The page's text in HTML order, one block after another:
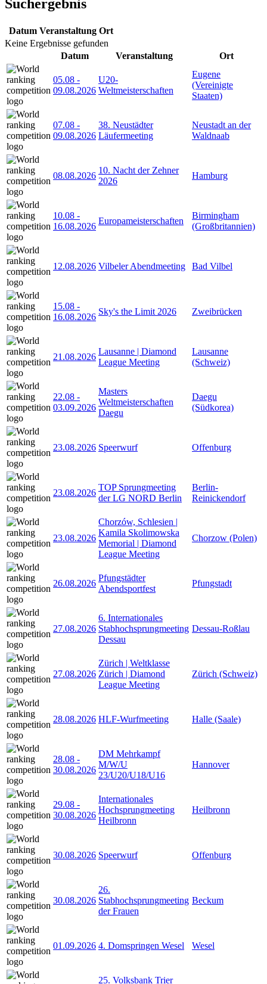
Suchergebnis
Datum Veranstaltung Ort
Keine Ergebnisse gefunden
Datum
Veranstaltung Ort
05.08 -
09.08.2026
U20-
Weltmeisterschaften
Eugene
(Vereinigte
Staaten)
07.08 -
09.08.2026
38. Neustädter
Läufermeeting
Neustadt an der
Waldnaab
08.08.2026
10. Nacht der Zehner
2026
Hamburg
10.08 -
16.08.2026
Europameisterschaften
Birmingham
(Großbritannien)
12.08.2026 Vilbeler Abendmeeting Bad Vilbel
15.08 -
16.08.2026
Sky's the Limit 2026 Zweibrücken
21.08.2026
Lausanne | Diamond
League Meeting
Lausanne
(Schweiz)
22.08 -
03.09.2026
Masters
Weltmeisterschaften
Daegu
Daegu
(Südkorea)
23.08.2026 Speerwurf Offenburg
23.08.2026
TOP Sprungmeeting
der LG NORD Berlin
Berlin-
Reinickendorf
23.08.2026
Chorzów, Schlesien |
Kamila Skolimowska
Memorial | Diamond
League Meeting
Chorzow (Polen)
26.08.2026
Pfungstädter
Abendsportfest
Pfungstadt
27.08.2026
6. Internationales
Stabhochsprungmeeting
Dessau
Dessau-Roßlau
27.08.2026
Zürich | Weltklasse
Zürich | Diamond
League Meeting
Zürich (Schweiz)
28.08.2026 HLF-Wurfmeeting Halle (Saale)
28.08 -
30.08.2026
DM Mehrkampf
M/W/U
23/U20/U18/U16
Hannover
29.08 -
30.08.2026
Internationales
Hochsprungmeeting
Heilbronn
Heilbronn
30.08.2026 Speerwurf Offenburg
30.08.2026
26.
Stabhochsprungmeeting
der Frauen
Beckum
01.09.2026 4. Domspringen Wesel Wesel
25. Volksbank Trier